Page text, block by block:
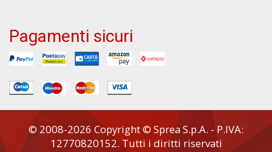
Pagamenti sicuri
© 2008-2026 Copyright © Sprea S.p.A. - P.IVA:
12770820152. Tutti i diritti riservati